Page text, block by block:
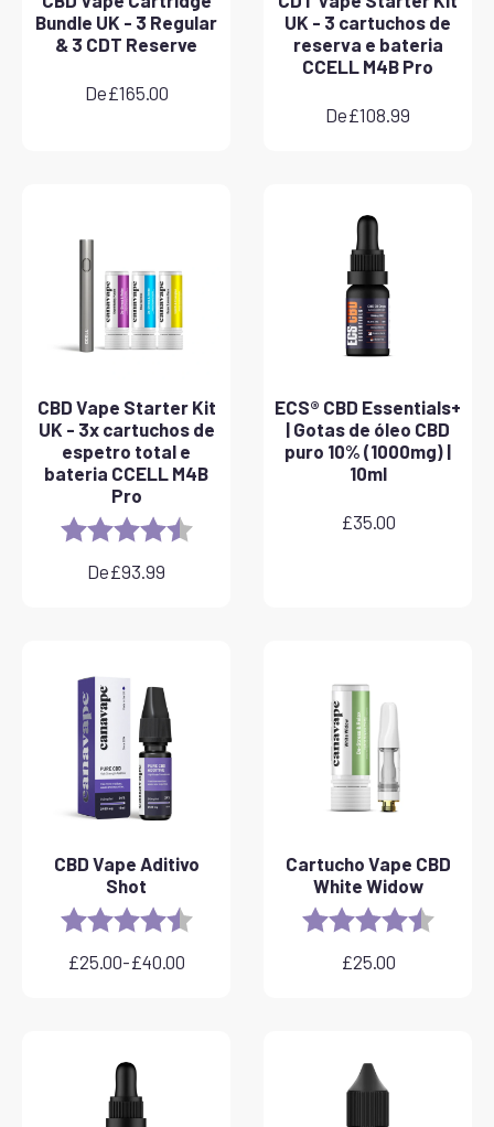
Bundle UK - 3 Regular
& 3 CDT Reserve
De£165.00
UK - 3 cartuchos de
reserva e bateria
CCELL M4B Pro
De£108.99
CBD Vape Starter Kit
UK - 3x cartuchos de
espetro total e
bateria CCELL M4B
Pro
Rating: 4.8 out of 5 stars
De£93.99
ECS® CBD Essentials+
| Gotas de óleo CBD
puro 10% (1000mg) |
10ml
£35.00
CBD Vape Aditivo
Shot
Rating: 4.8 out of 5 stars
£25.00-£40.00
Gama
a
40,00
Cartucho Vape CBD
White Widow
Rating: 4.6 out
£25.00